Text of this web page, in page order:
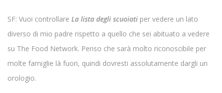
SF: Vuoi controllare La lista degli scuoiati per vedere un lato
diverso di mio padre rispetto a quello che sei abituato a vedere
su The Food Network. Penso che sarà molto riconoscibile per
molte famiglie là fuori, quindi dovresti assolutamente dargli un
orologio.